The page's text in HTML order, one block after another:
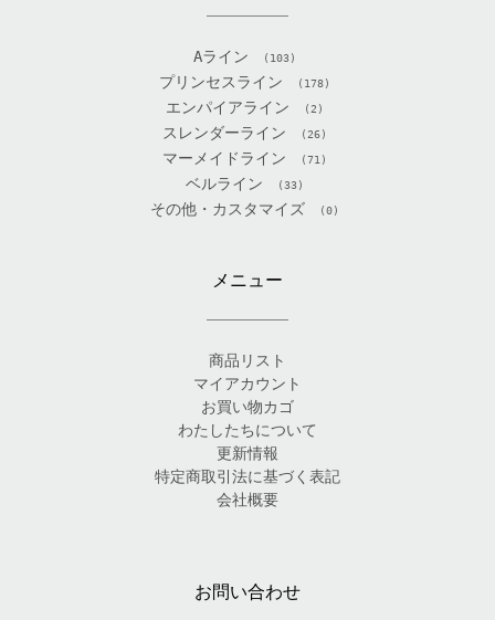
Aライン (103)
プリンセスライン (178)
エンパイアライン (2)
スレンダーライン (26)
マーメイドライン (71)
ベルライン (33)
その他・カスタマイズ (0)
メニュー
商品リスト
マイアカウント
お買い物カゴ
わたしたちについて
更新情報
特定商取引法に基づく表記
会社概要
お問い合わせ